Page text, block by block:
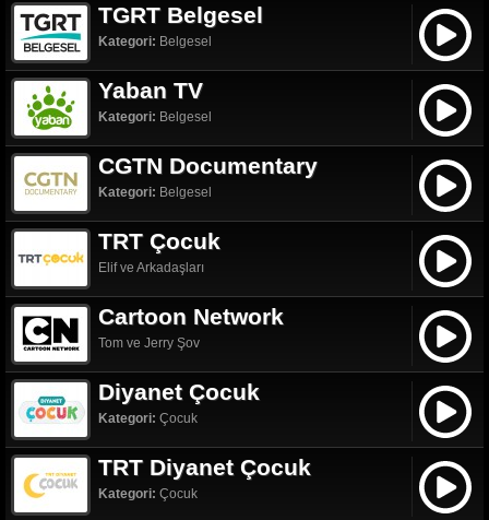
TGRT Belgesel
Kategori: Belgesel
Yaban TV
Kategori: Belgesel
CGTN Documentary
Kategori: Belgesel
TRT Çocuk
Elif ve Arkadaşları
Cartoon Network
Tom ve Jerry Şov
Diyanet Çocuk
Kategori: Çocuk
TRT Diyanet Çocuk
Kategori: Çocuk